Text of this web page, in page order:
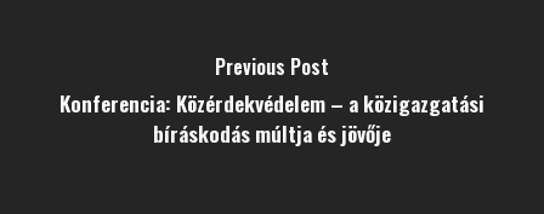
Previous Post
Konferencia: Közérdekvédelem – a közigazgatási
bíráskodás múltja és jövője